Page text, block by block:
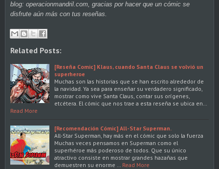
blog: operacionmandril.com, gracias por hacer que un cómic se
disfrute aún más con tus reseñas.
Related Posts:
[Reseña Comic] Klaus, cuando Santa Claus se volvió un
superheroe
Muchas son las historias que se han escrito alrededor de
la navidad. Ya sea para enseñar su verdadero significado,
mostrar como vive Santa Claus, contar sus orígenes,
etcétera. El cómic que nos trae a esta reseña se ubica en…
Read More
[Recomendación Cómic] All-Star Superman.
All-Star Superman, hay más en el cómic que solo la fuerza
Muchas veces pensamos en Superman como el
superhéroe más poderoso de todos. Que su único
atractivo consiste en mostrar grandes hazañas que
demuestren su enorme …
Read More